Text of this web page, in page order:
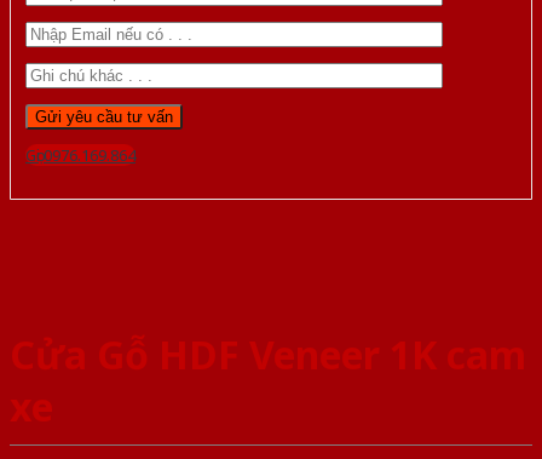
Gọi 0976.169.864
Cửa Gỗ HDF Veneer 1K cam
xe